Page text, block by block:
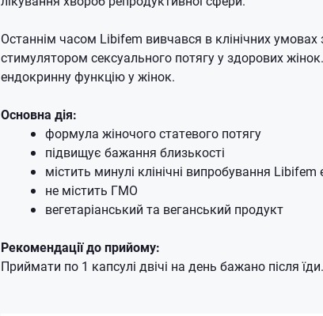
Останнім часом Libifem вивчався в клінічних умовах
стимулятором сексуального потягу у здорових жінок.
ендокринну функцію у жінок.
Основна дія:
формула жіночого статевого потягу
підвищує бажання близькості
містить минулі клінічні випробування Libifem
не містить ГМО
вегетаріанський та веганський продукт
Рекомендації до прийому:
Приймати по 1 капсулі двічі на день бажано після їди.